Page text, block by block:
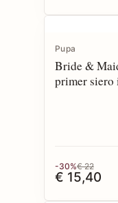
Pupa
Bride &
primer
-30%€ 22
€ 15,40